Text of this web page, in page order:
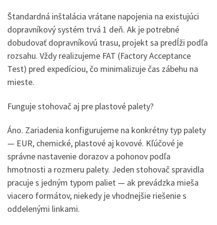
Štandardná inštalácia vrátane napojenia na existujúci
dopravníkový systém trvá 1 deň. Ak je potrebné
dobudovať dopravníkovú trasu, projekt sa predĺži podľa
rozsahu. Vždy realizujeme FAT (Factory Acceptance
Test) pred expedíciou, čo minimalizuje čas zábehu na
mieste.
Funguje stohovač aj pre plastové palety?
Áno. Zariadenia konfigurujeme na konkrétny typ palety
— EUR, chemické, plastové aj kovové. Kľúčové je
správne nastavenie dorazov a pohonov podľa
hmotnosti a rozmeru palety. Jeden stohovač spravidla
pracuje s jedným typom paliet — ak prevádzka mieša
viacero formátov, niekedy je vhodnejšie riešenie s
oddelenými linkami.